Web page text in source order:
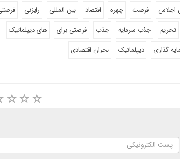
اجلاس فرصت چهره اقتصاد بین المللی رایزنی
تحریم جذب سرمایه جذب فرصتی برای
های دیپلماتیک
گذاری دیپلماتیک بحران اقتصادی